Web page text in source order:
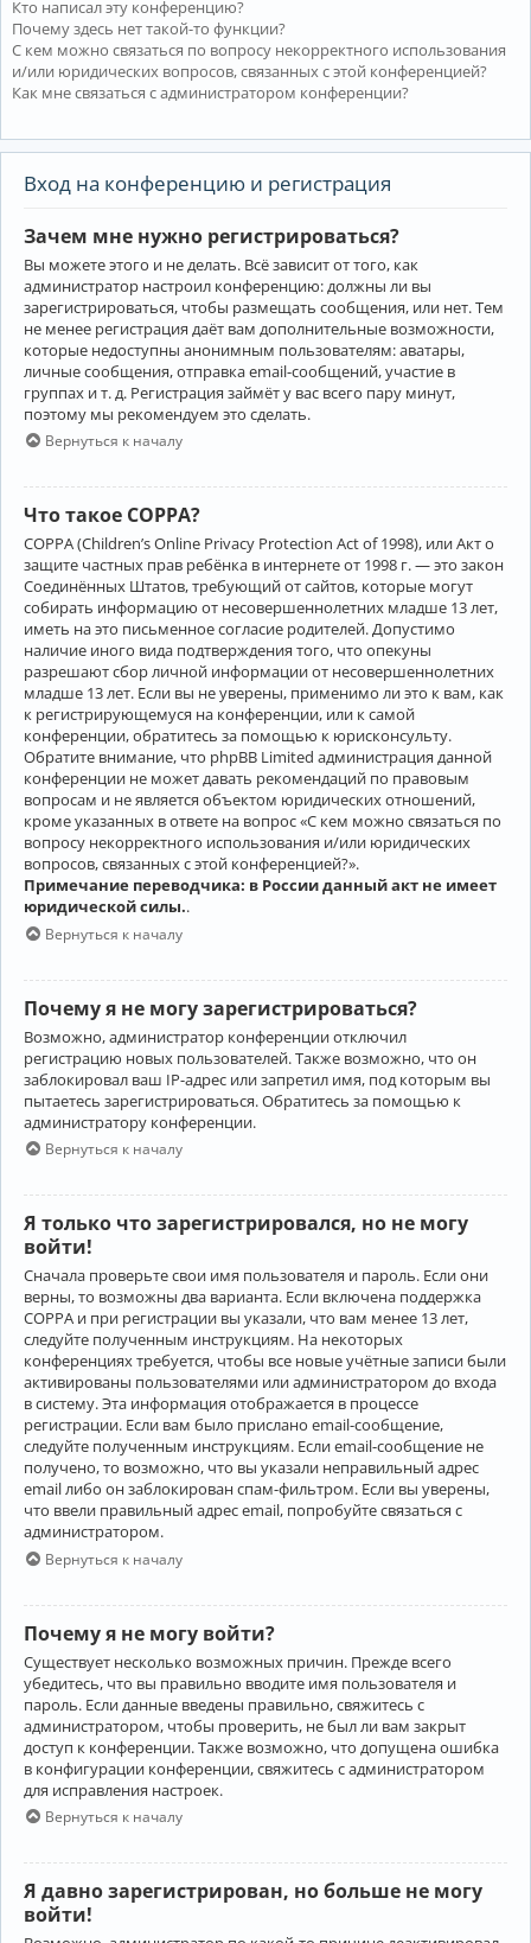
Кто написал эту конференцию?
Почему здесь нет такой-то функции?
С кем можно связаться по вопросу некорректного использования
и/или юридических вопросов, связанных с этой конференцией?
Как мне связаться с администратором конференции?
Вход на конференцию и регистрация
Зачем мне нужно регистрироваться?
Вы можете этого и не делать. Всё зависит от того, как
администратор настроил конференцию: должны ли вы
зарегистрироваться, чтобы размещать сообщения, или нет. Тем
не менее регистрация даёт вам дополнительные возможности,
которые недоступны анонимным пользователям: аватары,
личные сообщения, отправка email-сообщений, участие в
группах и т. д. Регистрация займёт у вас всего пару минут,
поэтому мы рекомендуем это сделать.
Вернуться к началу
Что такое COPPA?
COPPA (Children’s Online Privacy Protection Act of 1998), или Акт о
защите частных прав ребёнка в интернете от 1998 г. — это закон
Соединённых Штатов, требующий от сайтов, которые могут
собирать информацию от несовершеннолетних младше 13 лет,
иметь на это письменное согласие родителей. Допустимо
наличие иного вида подтверждения того, что опекуны
разрешают сбор личной информации от несовершеннолетних
младше 13 лет. Если вы не уверены, применимо ли это к вам, как
к регистрирующемуся на конференции, или к самой
конференции, обратитесь за помощью к юрисконсульту.
Обратите внимание, что phpBB Limited администрация данной
конференции не может давать рекомендаций по правовым
вопросам и не является объектом юридических отношений,
кроме указанных в ответе на вопрос «С кем можно связаться по
вопросу некорректного использования и/или юридических
вопросов, связанных с этой конференцией?».
Примечание переводчика: в России данный акт не имеет
юридической силы..
Вернуться к началу
Почему я не могу зарегистрироваться?
Возможно, администратор конференции отключил
регистрацию новых пользователей. Также возможно, что он
заблокировал ваш IP-адрес или запретил имя, под которым вы
пытаетесь зарегистрироваться. Обратитесь за помощью к
администратору конференции.
Вернуться к началу
Я только что зарегистрировался, но не могу
войти!
Сначала проверьте свои имя пользователя и пароль. Если они
верны, то возможны два варианта. Если включена поддержка
COPPA и при регистрации вы указали, что вам менее 13 лет,
следуйте полученным инструкциям. На некоторых
конференциях требуется, чтобы все новые учётные записи были
активированы пользователями или администратором до входа
в систему. Эта информация отображается в процессе
регистрации. Если вам было прислано email-сообщение,
следуйте полученным инструкциям. Если email-сообщение не
получено, то возможно, что вы указали неправильный адрес
email либо он заблокирован спам-фильтром. Если вы уверены,
что ввели правильный адрес email, попробуйте связаться с
администратором.
Вернуться к началу
Почему я не могу войти?
Существует несколько возможных причин. Прежде всего
убедитесь, что вы правильно вводите имя пользователя и
пароль. Если данные введены правильно, свяжитесь с
администратором, чтобы проверить, не был ли вам закрыт
доступ к конференции. Также возможно, что допущена ошибка
в конфигурации конференции, свяжитесь с администратором
для исправления настроек.
Вернуться к началу
Я давно зарегистрирован, но больше не могу
войти!